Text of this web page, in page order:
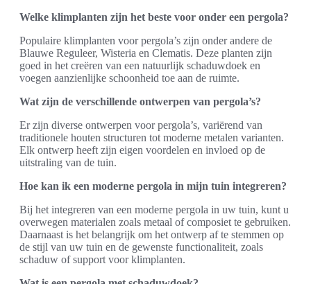
Welke klimplanten zijn het beste voor onder een pergola?
Populaire klimplanten voor pergola’s zijn onder andere de
Blauwe Reguleer, Wisteria en Clematis. Deze planten zijn
goed in het creëren van een natuurlijk schaduwdoek en
voegen aanzienlijke schoonheid toe aan de ruimte.
Wat zijn de verschillende ontwerpen van pergola’s?
Er zijn diverse ontwerpen voor pergola’s, variërend van
traditionele houten structuren tot moderne metalen varianten.
Elk ontwerp heeft zijn eigen voordelen en invloed op de
uitstraling van de tuin.
Hoe kan ik een moderne pergola in mijn tuin integreren?
Bij het integreren van een moderne pergola in uw tuin, kunt u
overwegen materialen zoals metaal of composiet te gebruiken.
Daarnaast is het belangrijk om het ontwerp af te stemmen op
de stijl van uw tuin en de gewenste functionaliteit, zoals
schaduw of support voor klimplanten.